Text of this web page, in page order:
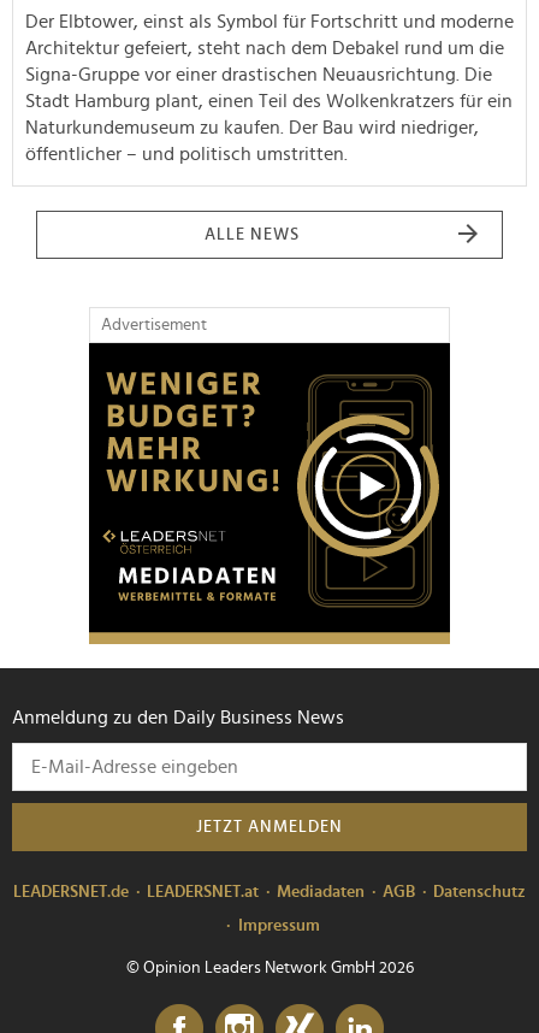
Der Elbtower, einst als Symbol für Fortschritt und moderne
Architektur gefeiert, steht nach dem Debakel rund um die
Signa-Gruppe vor einer drastischen Neuausrichtung. Die
Stadt Hamburg plant, einen Teil des Wolkenkratzers für ein
Naturkundemuseum zu kaufen. Der Bau wird niedriger,
öffentlicher – und politisch umstritten.
ALLE NEWS
Advertisement
Anmeldung zu den Daily Business News
JETZT ANMELDEN
LEADERSNET.de LEADERSNET.at Mediadaten AGB
Datenschutz
Impressum
© Opinion Leaders Network GmbH 2026